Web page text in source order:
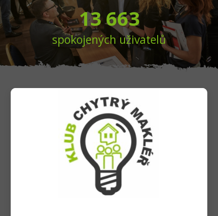
13 663
spokojených uživatelů